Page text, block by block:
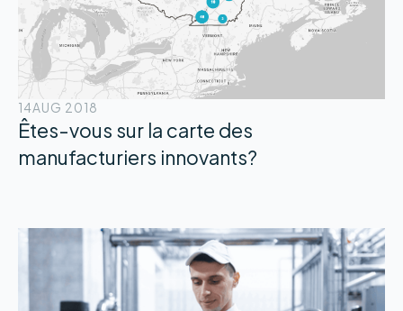
14AUG 2018
Êtes-vous sur la carte des
manufacturiers innovants?